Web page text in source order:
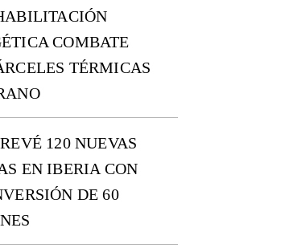
COMBATE
TÉRMICAS
120 NUEVAS
EN IBERIA CON
DE 60